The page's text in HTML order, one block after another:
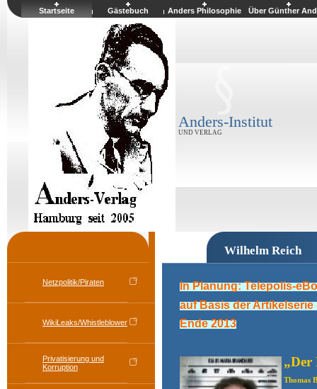
Startseite Gästebuch Anders Philosophie Über Günther
Anders-Institut
UND VERLAG
Netzpolitik/Piraten
WikiLeaks/Whistleblower
Privatisierung und
Korruption
Wilhelm Reich
In Planung: Telepolis-
auf Basis der
Ende 2013
„Der
Thomas